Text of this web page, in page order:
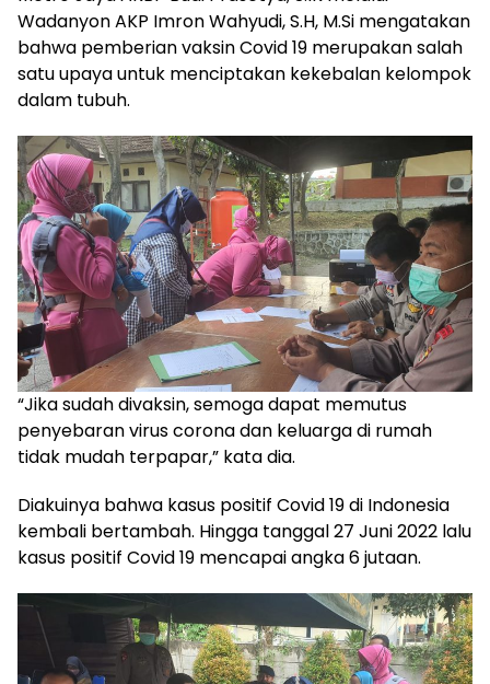
Wadanyon AKP Imron Wahyudi, S.H, M.Si mengatakan
bahwa pemberian vaksin Covid 19 merupakan salah
satu upaya untuk menciptakan kekebalan kelompok
dalam tubuh.
“Jika sudah divaksin, semoga dapat memutus
penyebaran virus corona dan keluarga di rumah
tidak mudah terpapar,” kata dia.
Diakuinya bahwa kasus positif Covid 19 di Indonesia
kembali bertambah. Hingga tanggal 27 Juni 2022 lalu
kasus positif Covid 19 mencapai angka 6 jutaan.